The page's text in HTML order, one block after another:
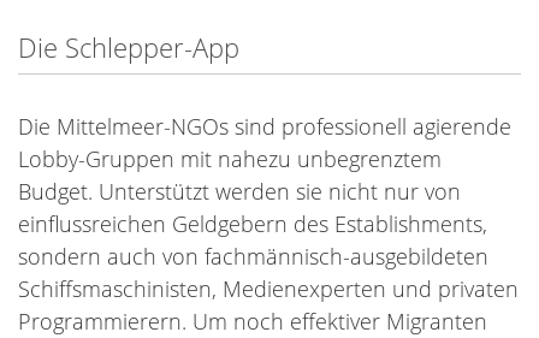
Die Schlepper-App
Die Mittelmeer-NGOs sind professionell agierende
Lobby-Gruppen mit nahezu unbegrenztem
Budget. Unterstützt werden sie nicht nur von
einflussreichen Geldgebern des Establishments,
sondern auch von fachmännisch-ausgebildeten
Schiffsmaschinisten, Medienexperten und privaten
Programmierern. Um noch effektiver Migranten